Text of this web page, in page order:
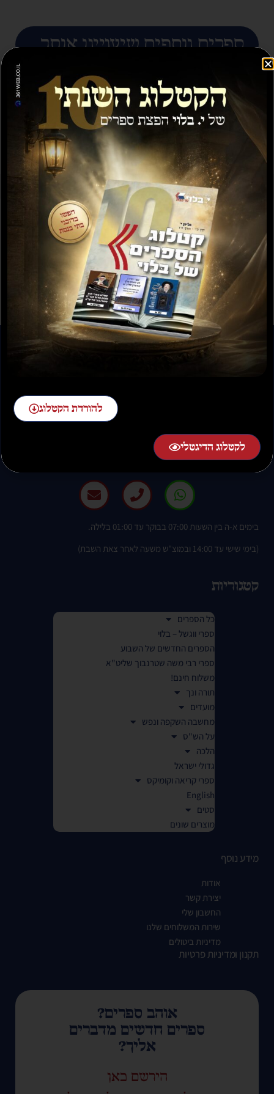
ספרים נוספים שיעניינו אותך...
תשועה ברוב יועץ
₪35.00 ₪ 15.00
תשובה מאת הרב ראובן
לויכטר שליטא
– 30.00
להזמנות חייגו:
02-58-58-58-1 שלוחה 2
בימים א-ה בין השעות 07:00 בבוקר עד 01:00 בלילה.
(בימי שישי עד 14:00 ובמוצ"ש משעה לאחר צאת השבת)
קטגוריות
כל הספרים
ספרי ווגשל – בלוי
הספרים החדשים של השבוע
ספרי רבי משה שטרנבוך שליט"א
משלוח חינם!
תורה ונך
מועדים
מחשבה השקפה ונפש
על הש"ס
הלכה
גדולי ישראל
ספרי קריאה וקומיקס
English
סטים
מוצרים שונים
מידע נוסף
אודות
יצירת קשר
החשבון שלי
שירות המשלוחים שלנו
מדיניות ביטולים
תקנון ומדיניות פרטיות
אוהב ספרים?
ספרים חדשים מדברים
אליך?
הירשם כאן
להורדת הקטלוג
לקטלוג הדיגטלי